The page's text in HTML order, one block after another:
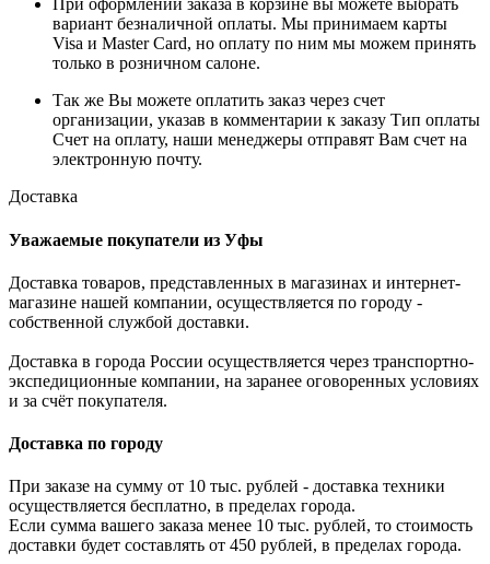
При оформлении заказа в корзине вы можете выбрать
вариант безналичной оплаты. Мы принимаем карты
Visa и Master Card, но оплату по ним мы можем принять
только в розничном салоне.
Так же Вы можете оплатить заказ через счет
организации, указав в комментарии к заказу Тип оплаты
Счет на оплату, наши менеджеры отправят Вам счет на
электронную почту.
Доставка
Уважаемые покупатели из Уфы
Доставка товаров, представленных в магазинах и интернет-
магазине нашей компании, осуществляется по городу -
собственной службой доставки.
Доставка в города России осуществляется через транспортно-
экспедиционные компании, на заранее оговоренных условиях
и за счёт покупателя.
Доставка по городу
При заказе на сумму от 10 тыс. рублей - доставка техники
осуществляется бесплатно, в пределах города.
Если сумма вашего заказа менее 10 тыс. рублей, то стоимость
доставки будет составлять от 450 рублей, в пределах города.